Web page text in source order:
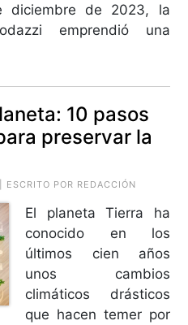
diciembre de 2023, la
emprendió una
10 pasos
preservar la
POR REDACCIÓN
El planeta Tierra ha
conocido en los
últimos cien años
unos cambios
climáticos drásticos
que hacen temer por